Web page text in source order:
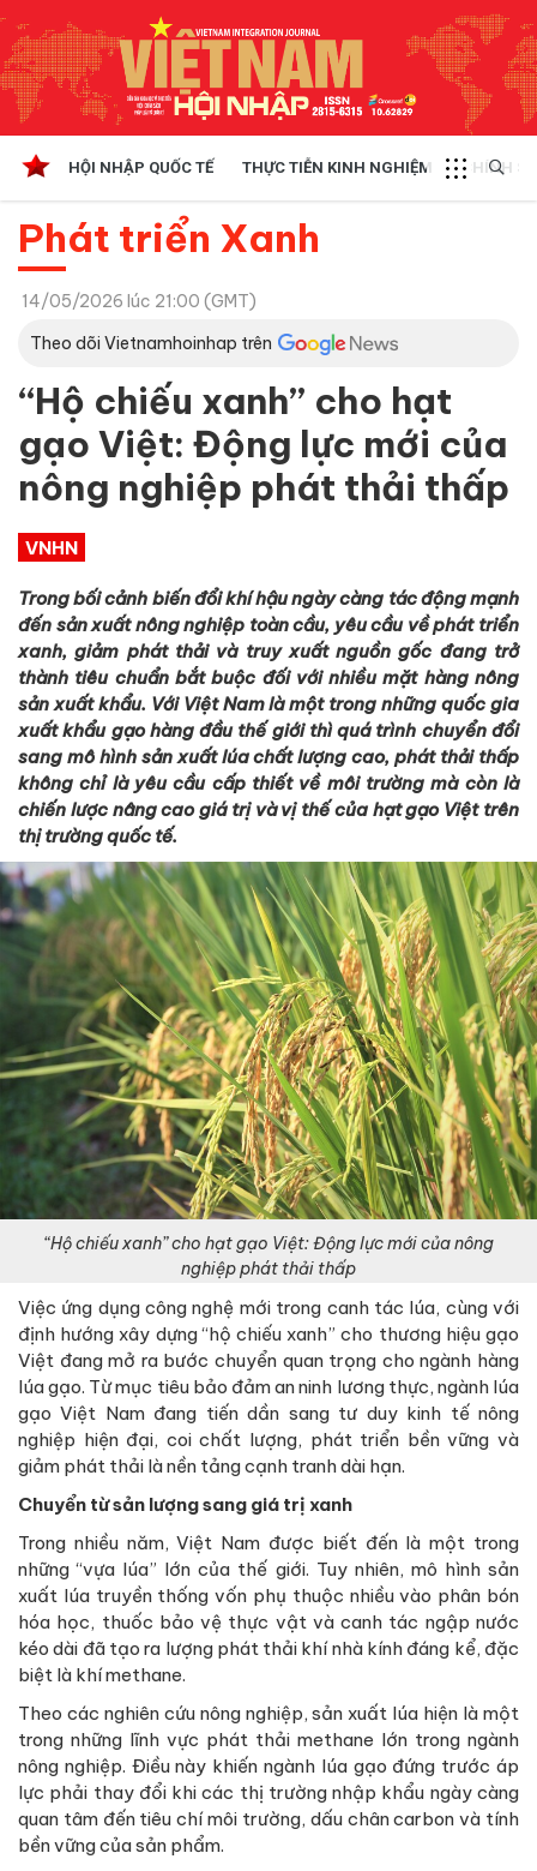
HỘI NHẬP QUỐC TẾ THỰC TIỄN KINH NGHIỆM CHÍNH
Phát triển Xanh
14/05/2026 lúc 21:00 (GMT)
Theo dõi Vietnamhoinhap trên
“Hộ chiếu xanh” cho hạt
gạo Việt: Động lực mới của
nông nghiệp phát thải thấp
VNHN
Trong bối cảnh biến đổi khí hậu ngày càng tác động mạnh
đến sản xuất nông nghiệp toàn cầu, yêu cầu về phát triển
xanh, giảm phát thải và truy xuất nguồn gốc đang trở
thành tiêu chuẩn bắt buộc đối với nhiều mặt hàng nông
sản xuất khẩu. Với Việt Nam là một trong những quốc gia
xuất khẩu gạo hàng đầu thế giới thì quá trình chuyển đổi
sang mô hình sản xuất lúa chất lượng cao, phát thải thấp
không chỉ là yêu cầu cấp thiết về môi trường mà còn là
chiến lược nâng cao giá trị và vị thế của hạt gạo Việt trên
thị trường quốc tế.
“Hộ chiếu xanh” cho hạt gạo Việt: Động lực mới của nông
nghiệp phát thải thấp
Việc ứng dụng công nghệ mới trong canh tác lúa, cùng với
định hướng xây dựng “hộ chiếu xanh” cho thương hiệu gạo
Việt đang mở ra bước chuyển quan trọng cho ngành hàng
lúa gạo. Từ mục tiêu bảo đảm an ninh lương thực, ngành lúa
gạo Việt Nam đang tiến dần sang tư duy kinh tế nông
nghiệp hiện đại, coi chất lượng, phát triển bền vững và
giảm phát thải là nền tảng cạnh tranh dài hạn.
Chuyển từ sản lượng sang giá trị xanh
Trong nhiều năm, Việt Nam được biết đến là một trong
những “vựa lúa” lớn của thế giới. Tuy nhiên, mô hình sản
xuất lúa truyền thống vốn phụ thuộc nhiều vào phân bón
hóa học, thuốc bảo vệ thực vật và canh tác ngập nước
kéo dài đã tạo ra lượng phát thải khí nhà kính đáng kể, đặc
biệt là khí methane.
Theo các nghiên cứu nông nghiệp, sản xuất lúa hiện là một
trong những lĩnh vực phát thải methane lớn trong ngành
nông nghiệp. Điều này khiến ngành lúa gạo đứng trước áp
lực phải thay đổi khi các thị trường nhập khẩu ngày càng
quan tâm đến tiêu chí môi trường, dấu chân carbon và tính
bền vững của sản phẩm.